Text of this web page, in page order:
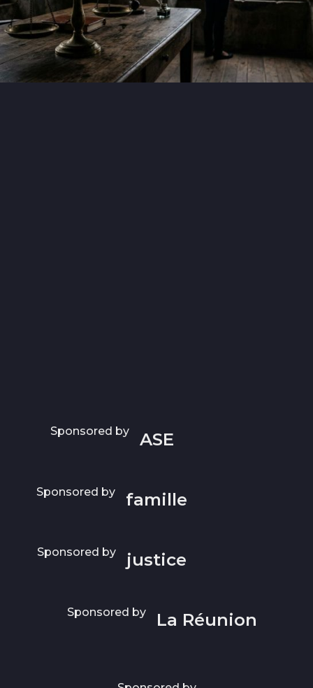
Sponsored by ASE
Sponsored by famille
Sponsored by justice
Sponsored by La Réunion